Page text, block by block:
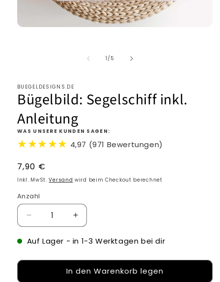
1/von
5
BUEGELDESIGNS.DE
Bügelbild: Segelschiff inkl.
Anleitung
WAS UNSERE KUNDEN SAGEN:
★★★★★ 4,97 (971 Bewertungen)
Normaler
Preis
7,90 €
Inkl. MwSt.Versand wird beim Checkout berechnet
Anzahl
Verringere
die
Menge
Bügelbild:
Segelschiff
Erhöhe
die
Menge
Bügelbild:
Segelschiff
Auf Lager - in 1-3 Werktagen bei dir
In den Warenkorb legen